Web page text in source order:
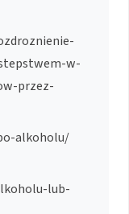
w-
przez-
alkoholu/
lub-